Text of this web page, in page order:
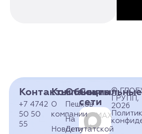
Контакты
+7 4742
50 50
55
Компания
О
компании
Новости
Объекты
Пешков
На
Депутатской
Социальные
сети
MAX
©
ГРУПП,
2026